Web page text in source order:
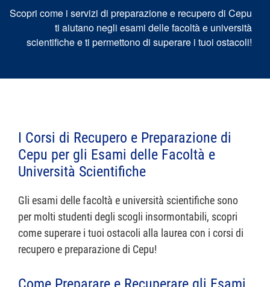
Scopri come i servizi di preparazione e recupero di Cepu
ti aiutano negli esami delle facoltà e università
scientifiche e ti permettono di superare i tuoi ostacoli!
I Corsi di Recupero e Preparazione di
Cepu per gli Esami delle Facoltà e
Università Scientifiche
Gli esami delle facoltà e università scientifiche sono
per molti studenti degli scogli insormontabili, scopri
come superare i tuoi ostacoli alla laurea con i corsi di
recupero e preparazione di Cepu!